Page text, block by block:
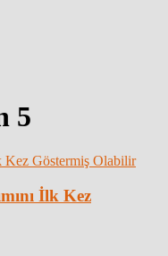
5
İlk Kez